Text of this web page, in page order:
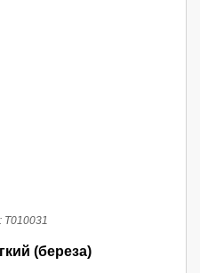
Т010031
(береза)